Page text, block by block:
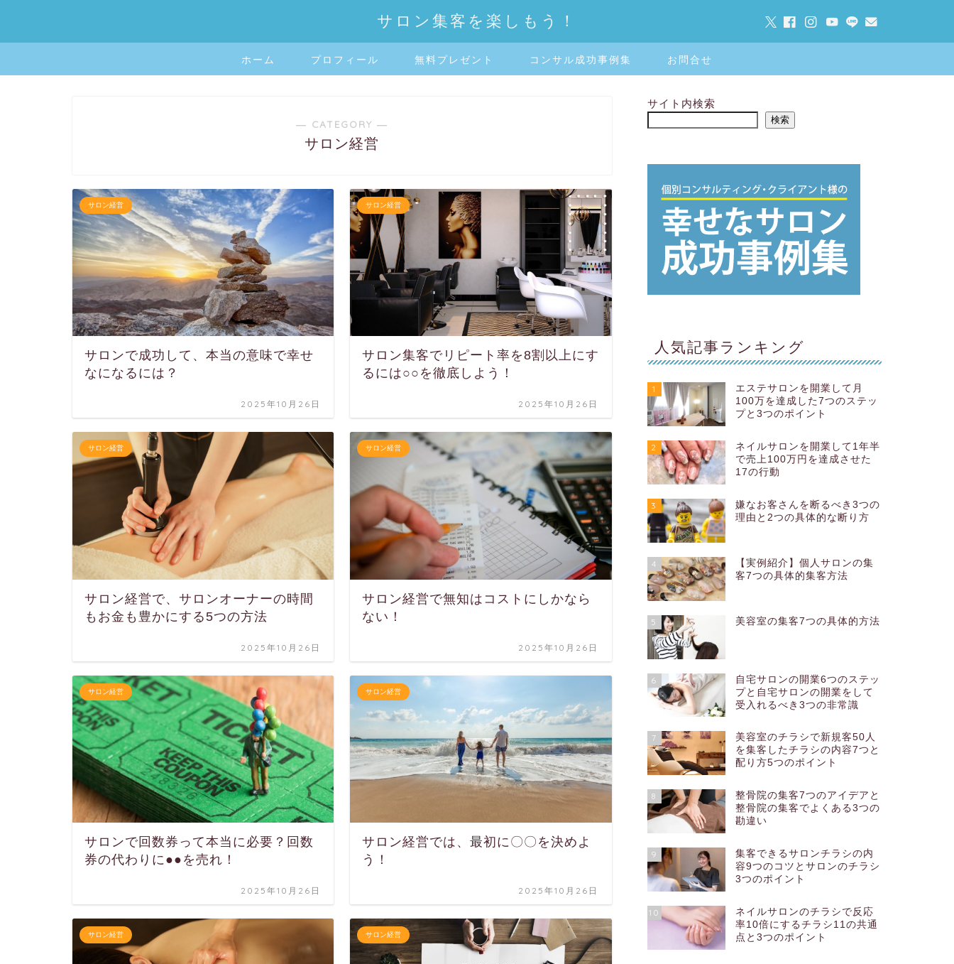
サロン集客を楽しもう！
ホーム プロフィール 無料プレゼント コンサル成功事例集 お問合せ
― CATEGORY ―
サロン経営
サロン経営
サロンで成功して、本当の意味で幸せ
なになるには？
2025年10月26日
サロン経営
サロン集客でリピート率を8割以上にす
るには○○を徹底しよう！
2025年10月26日
サロン経営
サロン経営で、サロンオーナーの時間
もお金も豊かにする5つの方法
2025年10月26日
サロン経営
サロン経営で無知はコストにしかなら
ない！
2025年10月26日
サロン経営
サロンで回数券って本当に必要？回数
券の代わりに●●を売れ！
2025年10月26日
サロン経営
サロン経営では、最初に〇〇を決めよ
う！
2025年10月26日
サロン経営 サロン経営
サイト内検索
検索
人気記事ランキング
1
エステサロンを開業して月
100万を達成した7つのステッ
プと3つのポイント
2
ネイルサロンを開業して1年半
で売上100万円を達成させた
17の行動
3
嫌なお客さんを断るべき3つの
理由と2つの具体的な断り方
4
【実例紹介】個人サロンの集
客7つの具体的集客方法
5 美容室の集客7つの具体的方法
6
自宅サロンの開業6つのステッ
プと自宅サロンの開業をして
受入れるべき3つの非常識
7
美容室のチラシで新規客50人
を集客したチラシの内容7つと
配り方5つのポイント
8
整骨院の集客7つのアイデアと
整骨院の集客でよくある3つの
勘違い
9
集客できるサロンチラシの内
容9つのコツとサロンのチラシ
3つのポイント
10
ネイルサロンのチラシで反応
率10倍にするチラシ11の共通
点と3つのポイント